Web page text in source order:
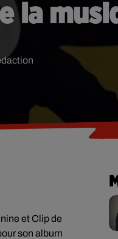
la
et Clip de
son album